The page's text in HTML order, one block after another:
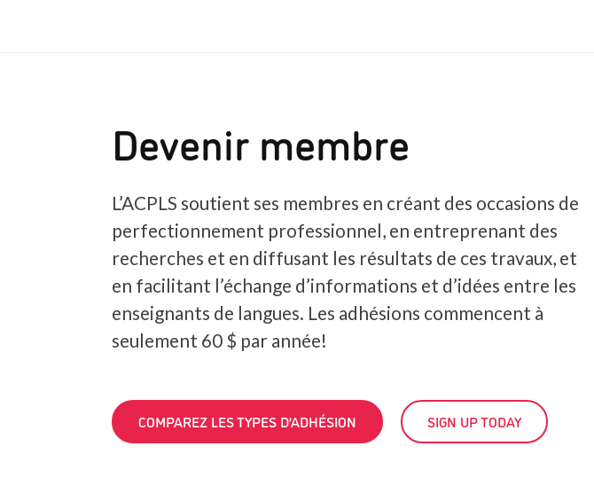
Devenir membre
L’ACPLS soutient ses membres en créant des occasions de
perfectionnement professionnel, en entreprenant des
recherches et en diffusant les résultats de ces travaux, et
en facilitant l’échange d’informations et d’idées entre les
enseignants de langues. Les adhésions commencent à
seulement 60 $ par année!
COMPAREZ LES TYPES D’ADHÉSION SIGN UP TODAY